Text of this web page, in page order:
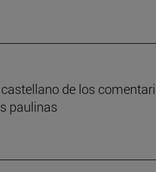
de los
paulinas